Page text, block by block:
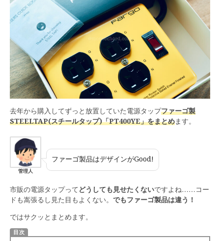
去年から購入してずっと放置していた電源タップファーゴ製
STEELTAP(スチールタップ)「PT400YE」をまとめます。
管理人
ファーゴ製品はデザインがGood!
市販の電源タップって どうしても見せたくないですよね……コー
ドも嵩張るし見た目もよくない。 でもファーゴ製品は違う！
ではサクッとまとめます。